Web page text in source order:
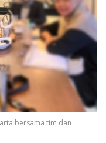
bersama tim dan